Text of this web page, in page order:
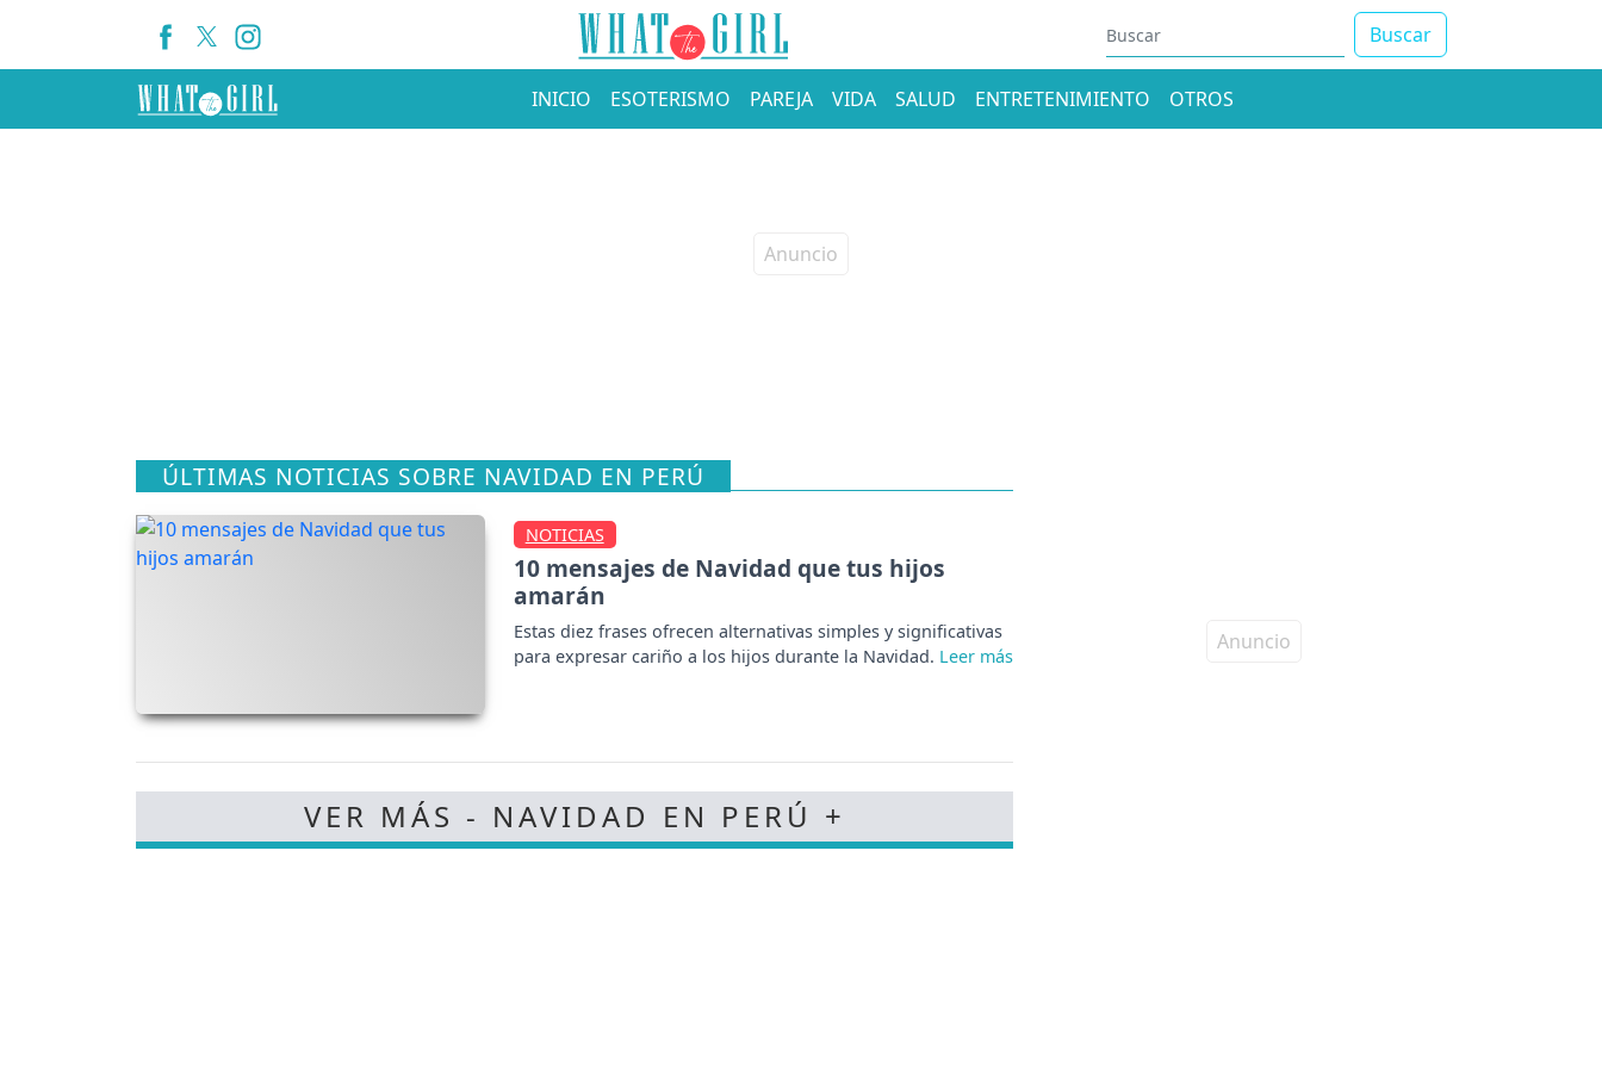
Buscar
INICIO ESOTERISMO PAREJA VIDA SALUD ENTRETENIMIENTO OTROS
ÚLTIMAS NOTICIAS SOBRE NAVIDAD EN PERÚ
NOTICIAS
10 mensajes de Navidad que tus hijos
amarán
Estas diez frases ofrecen alternativas simples y significativas
para expresar cariño a los hijos durante la Navidad.
VER MÁS - NAVIDAD EN PERÚ +